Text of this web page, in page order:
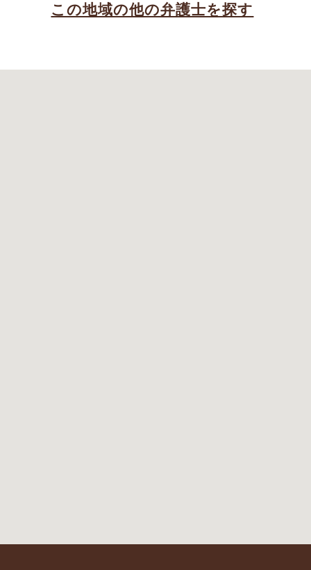
この地域の他の弁護士を探す